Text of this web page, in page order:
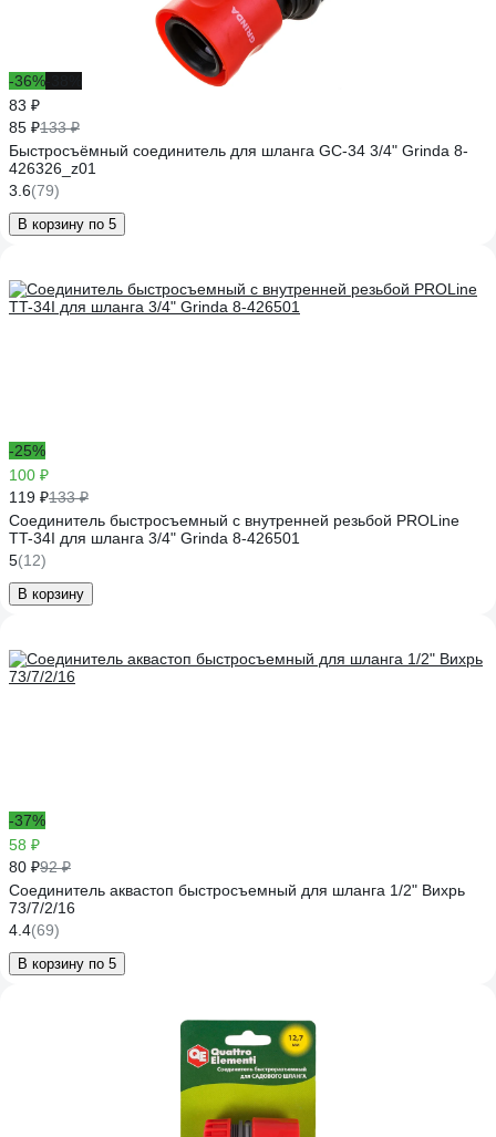
-36%
83 ₽
85 ₽133 ₽
Быстросъёмный соединитель для шланга GC-34 3/4" Grinda 8-
426326_z01
3.6(79)
В корзину по 5
-25%
100 ₽
119 ₽133 ₽
Соединитель быстросъемный с внутренней резьбой PROLine
TT-34I для шланга 3/4" Grinda 8-426501
5(12)
В корзину
-37%
58 ₽
80 ₽92 ₽
Соединитель аквастоп быстросъемный для шланга 1/2" Вихрь
73/7/2/16
4.4(69)
В корзину по 5